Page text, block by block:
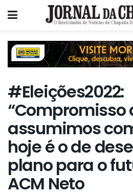
#Eleições2022:
“Compromisso
assumimos
hoje é o de
plano para o
ACM Neto